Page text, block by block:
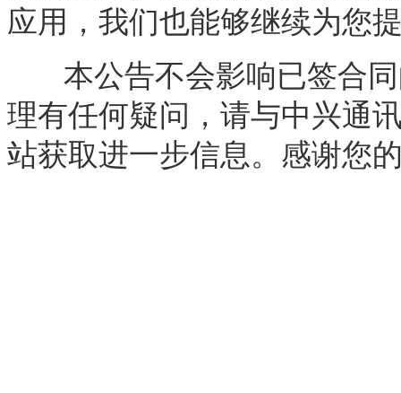
应用，我们也能够继续为您
本公告不会影响已签合同
理有任何疑问，请与中兴通
站获取进一步信息。感谢您